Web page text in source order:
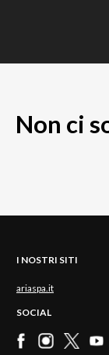
Non ci
I NOSTRI SITI
ariaspa.it
SOCIAL